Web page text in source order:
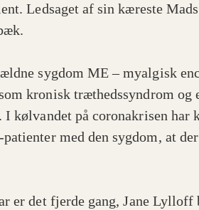
Ledsaget af sin kæreste
sygdom ME – myalgisk
kronisk træthedssyndrom
I kølvandet på coronakrisen har
patienter med den sygdom, at
er det fjerde gang, Jane Lylloff